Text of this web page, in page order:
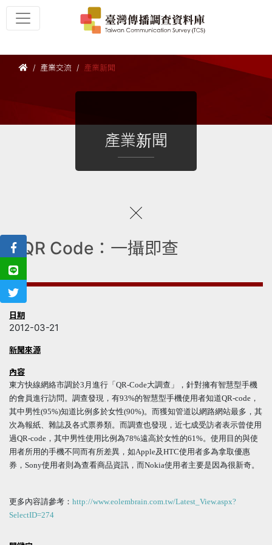
產業交流 產業新聞
產業新聞
QR Code：一攝即查
日期
2012-03-21
新聞來源
內容
東方快線網絡市調於3月進行「QR-Code大調查」，針對擁有智慧型手機
的會員進行訪問。調查發現，有93%的智慧型手機使用者知道QR-code，
其中男性(95%)知道比例多於女性(90%)。而獲知管道以網路網站最多，其
次為報紙、雜誌及各式票券類。而調查也發現，近七成受訪者表示曾使用
過QR-code，其中男性使用比例為78%遠高於女性的61%。使用目的與使
用者所用的手機不同而有所差異，如Apple及HTC使用者多為拿取優惠
券，Sony使用者則為查看商品資訊，而Nokia使用者主要是因為很新奇。
更多內容請參考： http://www.eolembrain.com.tw/Latest_View.aspx?
SelectID=274